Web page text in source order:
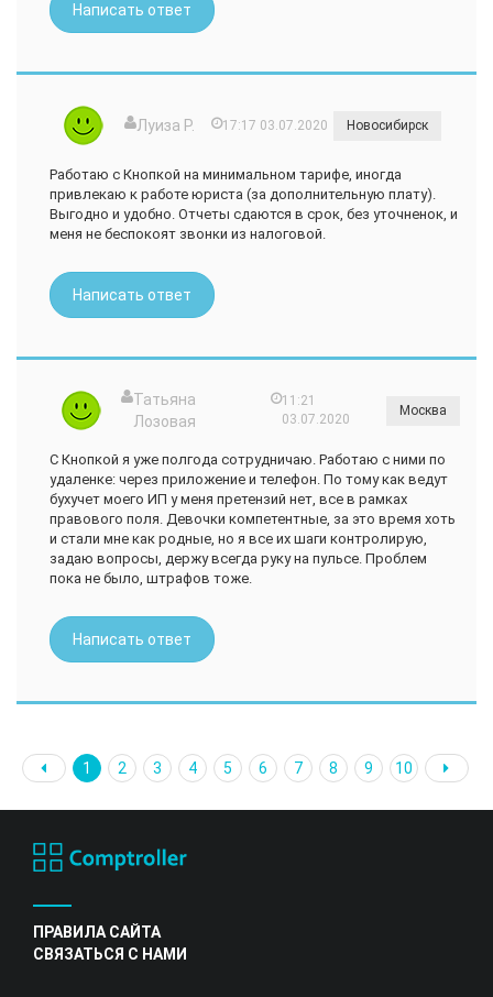
Написать ответ
Луиза Р. 17:17 03.07.2020 Новосибирск
Работаю с Кнопкой на минимальном тарифе, иногда
привлекаю к работе юриста (за дополнительную плату).
Выгодно и удобно. Отчеты сдаются в срок, без уточненок, и
меня не беспокоят звонки из налоговой.
Написать ответ
Татьяна
Лозовая
11:21
03.07.2020
Москва
С Кнопкой я уже полгода сотрудничаю. Работаю с ними по
удаленке: через приложение и телефон. По тому как ведут
бухучет моего ИП у меня претензий нет, все в рамках
правового поля. Девочки компетентные, за это время хоть
и стали мне как родные, но я все их шаги контролирую,
задаю вопросы, держу всегда руку на пульсе. Проблем
пока не было, штрафов тоже.
Написать ответ
1 2 3 4 5 6 7 8 9 10
ПРАВИЛА САЙТА
СВЯЗАТЬСЯ С НАМИ